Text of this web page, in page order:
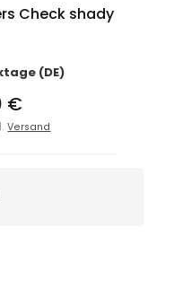
Check shady
(DE)
€
Versand